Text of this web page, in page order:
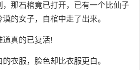
，那石棺竟已打开，已有一个比仙子
的女子，自棺中走了出来。
道真的已复活!
衣服，脸色却比衣服更白。